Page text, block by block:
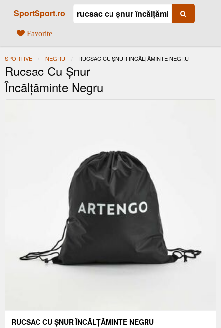
SportSport.ro
Favorite
SPORTIVE NEGRU ACTUAL:
RUCSAC CU ȘNUR ÎNCĂLȚĂMINTE NEGRU
Rucsac Cu Șnur
Încălțăminte Negru
RUCSAC CU ȘNUR ÎNCĂLȚĂMINTE NEGRU